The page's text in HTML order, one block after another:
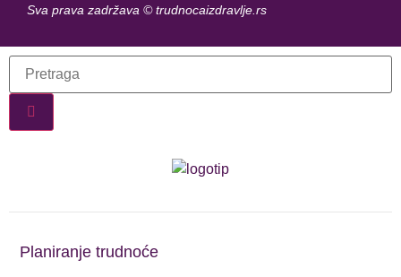
Sva prava zadržava © trudnocaizdravlje.rs
Planiranje trudnoće